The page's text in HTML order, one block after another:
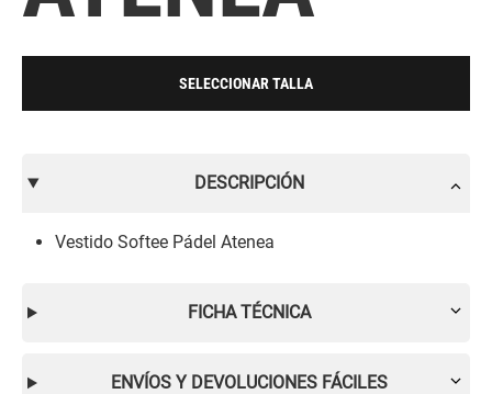
SELECCIONAR TALLA
DESCRIPCIÓN
Vestido Softee Pádel Atenea
FICHA TÉCNICA
ENVÍOS Y DEVOLUCIONES FÁCILES